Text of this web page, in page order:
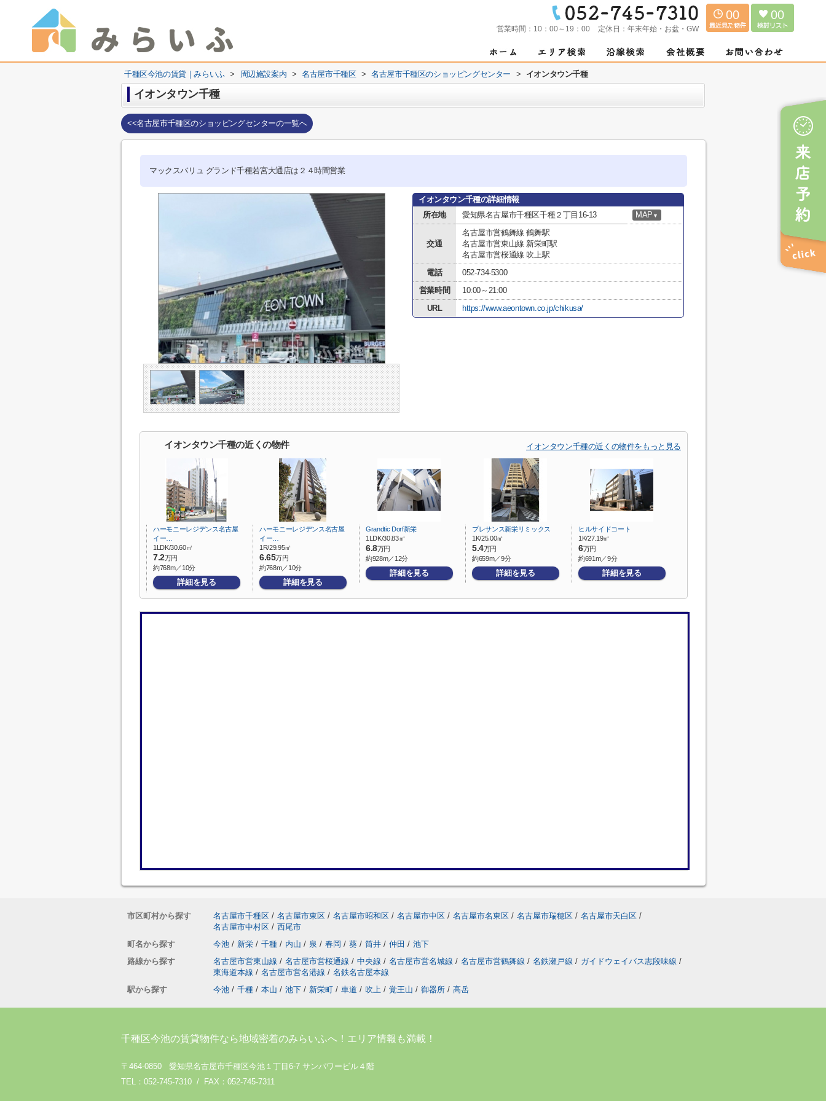
営業時間： 10：00～19：00 定休日： 年末年始・お盆・GW
00 00
千種区今池の賃貸｜みらいふ > 周辺施設案内 > 名古屋市千種区 > 名古屋市千種区のショッピングセンター > イオンタウン千種
イオンタウン千種
<<名古屋市千種区のショッピングセンターの一覧へ
マックスバリュ グランド千種若宮大通店は２４時間営業
イオンタウン千種の詳細情報
所在地
愛知県名古屋市千種区千種２丁目16-13 MAP ▼
交通
名古屋市営鶴舞線 鶴舞駅
名古屋市営東山線 新栄町駅
名古屋市営桜通線 吹上駅
電話
052-734-5300
営業時間
10:00～21:00
URL
https://www.aeontown.co.jp/chikusa/
イオンタウン千種の近くの物件 イオンタウン千種の近くの物件をもっと見る
ハーモニーレジデンス名古屋
イー…
1LDK/30.60㎡
7.2万円
約768m／10分
詳細を見る
ハーモニーレジデンス名古屋
イー…
1R/29.95㎡
6.65万円
約768m／10分
詳細を見る
Grandtic Dorf新栄
1LDK/30.83㎡
6.8万円
約928m／12分
詳細を見る
プレサンス新栄リミックス
1K/25.00㎡
5.4万円
約659m／9分
詳細を見る
ヒルサイドコート
1K/27.19㎡
6万円
約691m／9分
詳細を見る
市区町村から探す 名古屋市千種区 / 名古屋市東区 / 名古屋市昭和区 / 名古屋市中区 / 名古屋市名東区 / 名古屋市瑞穂区 / 名古屋市天白区 /
名古屋市中村区 / 西尾市
町名から探す
今池 / 新栄 / 千種 / 内山 / 泉 / 春岡 / 葵 / 筒井 / 仲田 / 池下
路線から探す
名古屋市営東山線 / 名古屋市営桜通線 / 中央線 / 名古屋市営名城線 / 名古屋市営鶴舞線 / 名鉄瀬戸線 / ガイドウェイバス志段味線 /
東海道本線 / 名古屋市営名港線 / 名鉄名古屋本線
駅から探す
今池 / 千種 / 本山 / 池下 / 新栄町 / 車道 / 吹上 / 覚王山 / 御器所 / 高岳
千種区今池の賃貸物件なら地域密着のみらいふへ！エリア情報も満載！
〒464-0850 愛知県名古屋市千種区今池１丁目6-7 サンパワービル４階
TEL：052-745-7310 / FAX：052-745-7311